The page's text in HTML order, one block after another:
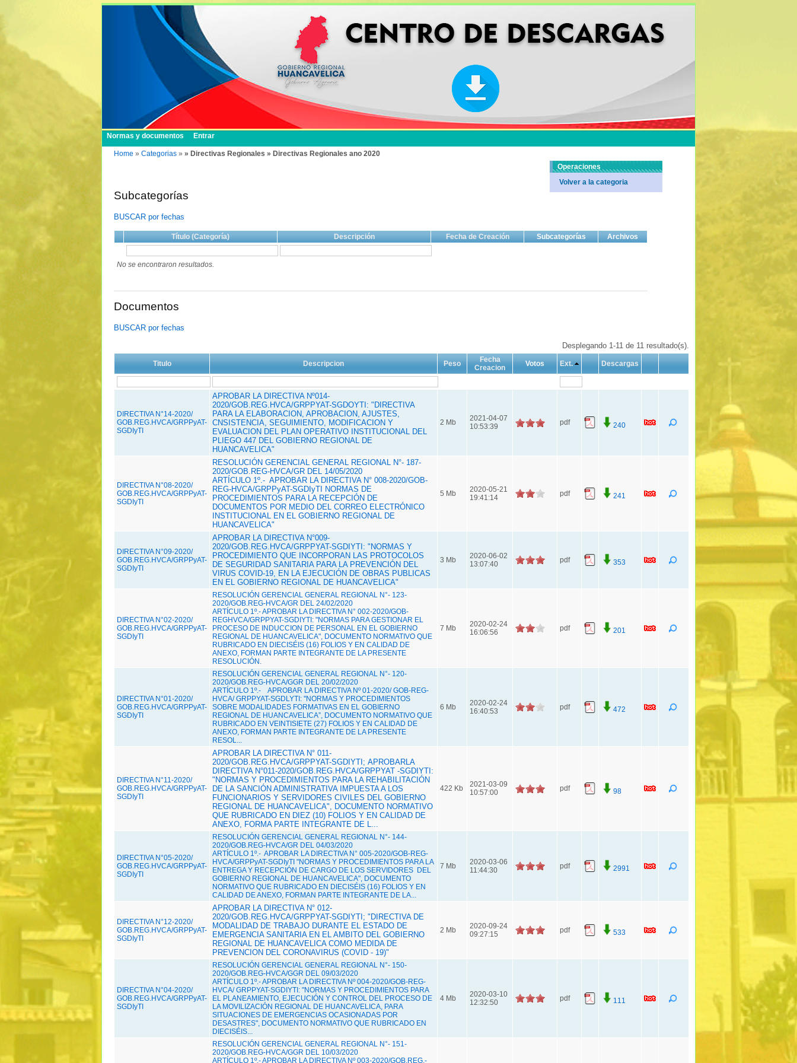
Normas y documentos Entrar
Home » Categorias » » Directivas Regionales » Directivas Regionales ano 2020
Subcategorías
BUSCAR por fechas
Título (Categoría) Descripción Fecha de Creación Subcategorías Archivos
No se encontraron resultados.
Documentos
BUSCAR por fechas
Desplegando 1-11 de 11 resultado(s).
Titulo Descripcion Peso
Fecha
Creacion
Votos Ext. Descargas
DIRECTIVA N°14-2020/
GOB.REG.HVCA/GRPPyAT-
SGDIyTI
APROBAR LA DIRECTIVA Nº014-
2020/GOB.REG.HVCA/GRPPYAT-SGDOYTI: "DIRECTIVA
PARA LA ELABORACION, APROBACION, AJUSTES,
CNSISTENCIA, SEGUIMIENTO, MODIFICACION Y
EVALUACION DEL PLAN OPERATIVO INSTITUCIONAL DEL
PLIEGO 447 DEL GOBIERNO REGIONAL DE
HUANCAVELICA"
2 Mb
2021-04-07
10:53:39
pdf 240
DIRECTIVA N°08-2020/
GOB.REG.HVCA/GRPPyAT-
SGDIyTI
RESOLUCIÓN GERENCIAL GENERAL REGIONAL N°- 187-
2020/GOB.REG-HVCA/GR DEL 14/05/2020
ARTÍCULO 1º.- APROBAR LA DIRECTIVA N° 008-2020/GOB-
REG-HVCA/GRPPyAT-SGDIyTI NORMAS DE
PROCEDIMIENTOS PARA LA RECEPCIÓN DE
DOCUMENTOS POR MEDIO DEL CORREO ELECTRÓNICO
INSTITUCIONAL EN EL GOBIERNO REGIONAL DE
HUANCAVELICA"
5 Mb
2020-05-21
19:41:14
pdf 241
DIRECTIVA N°09-2020/
GOB.REG.HVCA/GRPPyAT-
SGDIyTI
APROBAR LA DIRECTIVA N°009-
2020/GOB.REG.HVCA/GRPPYAT-SGDIYTI: "NORMAS Y
PROCEDIMIENTO QUE INCORPORAN LAS PROTOCOLOS
DE SEGURIDAD SANITARIA PARA LA PREVENCIÓN DEL
VIRUS COVID-19, EN LA EJECUCIÓN DE OBRAS PUBLICAS
EN EL GOBIERNO REGIONAL DE HUANCAVELICA"
3 Mb
2020-06-02
13:07:40
pdf 353
DIRECTIVA N°02-2020/
GOB.REG.HVCA/GRPPyAT-
SGDIyTI
RESOLUCIÓN GERENCIAL GENERAL REGIONAL N°- 123-
2020/GOB.REG-HVCA/GR DEL 24/02/2020
ARTÍCULO 1º.- APROBAR LA DIRECTIVA N° 002-2020/GOB-
REGHVCA/GRPPYAT-SGDIYTI: "NORMAS PARA GESTIONAR EL
PROCESO DE INDUCCION DE PERSONAL EN EL GOBIERNO
REGIONAL DE HUANCAVELICA", DOCUMENTO NORMATIVO QUE
RUBRICADO EN DIECISÉIS (16) FOLIOS Y EN CALIDAD DE
ANEXO, FORMAN PARTE INTEGRANTE DE LA PRESENTE
RESOLUCIÓN.
7 Mb
2020-02-24
16:06:56
pdf 201
DIRECTIVA N°01-2020/
GOB.REG.HVCA/GRPPyAT-
SGDIyTI
RESOLUCIÓN GERENCIAL GENERAL REGIONAL N°- 120-
2020/GOB.REG-HVCA/GGR DEL 20/02/2020
ARTÍCULO 1º.- APROBAR LA DIRECTIVA Nº 01-2020/ GOB-REG­
HVCA/ GRPPYAT-SGDLYTI: ''NORMAS Y PROCEDIMIENTOS
SOBRE MODALIDADES FORMATIVAS EN EL GOBIERNO
REGIONAL DE HUANCAVELICA”, DOCUMENTO NORMATIVO QUE
RUBRICADO EN VEINTISIETE (27) FOLIOS Y EN CALIDAD DE
ANEXO, FORMAN PARTE INTEGRANTE DE LA PRESENTE
RESOL...
6 Mb
2020-02-24
16:40:53
pdf 472
DIRECTIVA N°11-2020/
GOB.REG.HVCA/GRPPyAT-
SGDIyTI
APROBAR LA DIRECTIVA N° 011-
2020/GOB.REG.HVCA/GRPPYAT-SGDIYTI; APROBARLA
DIRECTIVA N°011-2020/GOB.REG.HVCA/GRPPYAT -SGDIYTI:
"NORMAS Y PROCEDIMIENTOS PARA LA REHABILITACIÓN
DE LA SANCIÓN ADMINISTRATIVA IMPUESTA A LOS
FUNCIONARIOS Y SERVIDORES CIVILES DEL GOBIERNO
REGIONAL DE HUANCAVELICA", DOCUMENTO NORMATIVO
QUE RUBRICADO EN DIEZ (10) FOLIOS Y EN CALIDAD DE
ANEXO, FORMA PARTE INTEGRANTE DE L...
422 Kb
2021-03-09
10:57:00
pdf 98
DIRECTIVA N°05-2020/
GOB.REG.HVCA/GRPPyAT-
SGDIyTI
RESOLUCIÓN GERENCIAL GENERAL REGIONAL N°- 144-
2020/GOB.REG-HVCA/GR DEL 04/03/2020
ARTÍCULO 1º.- APROBAR LA DIRECTIVA N° 005-2020/GOB-REG-
HVCA/GRPPyAT-SGDIyTI "NORMAS Y PROCEDIMIENTOS PARA LA
ENTREGA Y RECEPCIÓN DE CARGO DE LOS SERVIDORES DEL
GOBIERNO REGIONAL DE HUANCAVELICA", DOCUMENTO
NORMATIVO QUE RUBRICADO EN DIECISÉIS (16) FOLIOS Y EN
CALIDAD DE ANEXO, FORMAN PARTE INTEGRANTE DE LA...
7 Mb
2020-03-06
11:44:30
pdf 2991
DIRECTIVA N°12-2020/
GOB.REG.HVCA/GRPPyAT-
SGDIyTI
APROBAR LA DIRECTIVA N° 012-
2020/GOB.REG.HVCA/GRPPYAT-SGDIYTI; "DIRECTIVA DE
MODALIDAD DE TRABAJO DURANTE EL ESTADO DE
EMERGENCIA SANITARIA EN EL AMBITO DEL GOBIERNO
REGIONAL DE HUANCAVELICA COMO MEDIDA DE
PREVENCION DEL CORONAVIRUS (COVID - 19)"
2 Mb
2020-09-24
09:27:15
pdf 533
DIRECTIVA N°04-2020/
GOB.REG.HVCA/GRPPyAT-
SGDIyTI
RESOLUCIÓN GERENCIAL GENERAL REGIONAL N°- 150-
2020/GOB.REG-HVCA/GGR DEL 09/03/2020
ARTÍCULO 1º.- APROBAR LA DIRECTIVA Nº 004-2020/GOB-REG­
HVCA/ GRPPYAT-SGDIYTI: "NORMAS Y PROCEDIMIENTOS PARA
EL PLANEAMIENTO, EJECUCIÓN Y CONTROL DEL PROCESO DE
LA MOVILIZACIÓN REGIONAL DE HUANCAVELICA, PARA
SITUACIONES DE EMERGENCIAS OCASIONADAS POR
DESASTRES", DOCUMENTO NORMATIVO QUE RUBRICADO EN
DIECISÉIS...
4 Mb
2020-03-10
12:32:50
pdf 111
RESOLUCIÓN GERENCIAL GENERAL REGIONAL N°- 151-
2020/GOB.REG-HVCA/GGR DEL 10/03/2020
ARTÍCULO 1º.- APROBAR LA DIRECTIVA Nº 003-2020/GOB.REG.­
Operaciones
Volver a la categoria